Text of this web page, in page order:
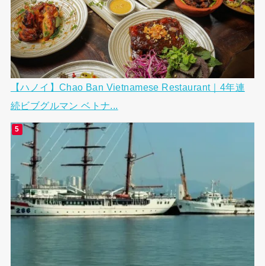
【ハノイ】Chao Ban Vietnamese Restaurant｜4年連
続ビブグルマン ベトナ...